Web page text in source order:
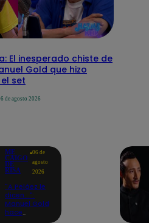
El inesperado chiste de
Gold que hizo
set
de agosto 2026
ME
CAIGO
DE
RISA
06 de
agosto
2026
"A Peláez le
dicen...":
Manuel Gold
hace